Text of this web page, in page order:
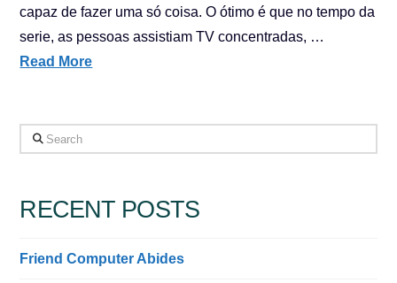
capaz de fazer uma só coisa. O ótimo é que no tempo da
serie, as pessoas assistiam TV concentradas, …
Read More
Search
RECENT POSTS
Friend Computer Abides